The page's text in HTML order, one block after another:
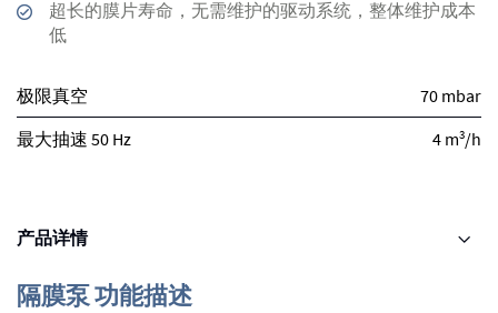
超长的膜片寿命，无需维护的驱动系统，整体维护成本
低
极限真空
70 mbar
最大抽速 50 Hz
4 m3/h
产品详情
隔膜泵 功能描述